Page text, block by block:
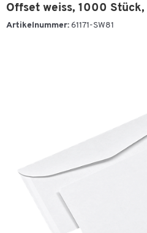
Offset weiss, 1000 Stück,
Artikelnummer: 61171-SW81